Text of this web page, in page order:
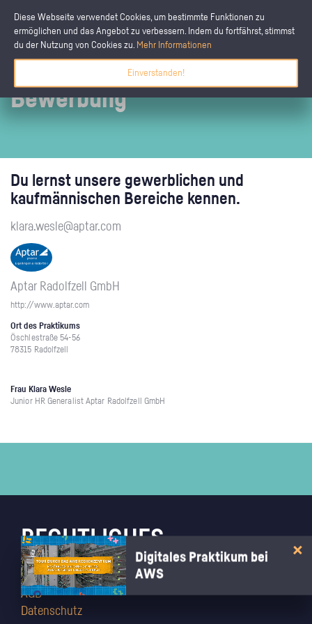
Diese Webseite verwendet Cookies, um bestimmte Funktionen zu
ermöglichen und das Angebot zu verbessern. Indem du fortfährst, stimmst
du der Nutzung von Cookies zu. Mehr Informationen
Einverstanden!
Bewerbung
Du lernst unsere gewerblichen und
kaufmännischen Bereiche kennen.
klara.wesle@aptar.com
Aptar Radolfzell GmbH
http://www.aptar.com
Ort des Praktikums
Öschlestraße 54-56
78315 Radolfzell
Frau Klara Wesle
Junior HR Generalist Aptar Radolfzell GmbH
Digitales Praktikum bei
AWS
RECHTLICHES
Impressum
AGB
Datenschutz